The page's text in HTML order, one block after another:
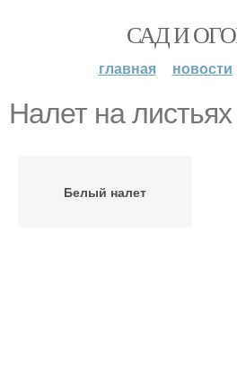
САД И
главная новости
Налет на листьях
Белый налет